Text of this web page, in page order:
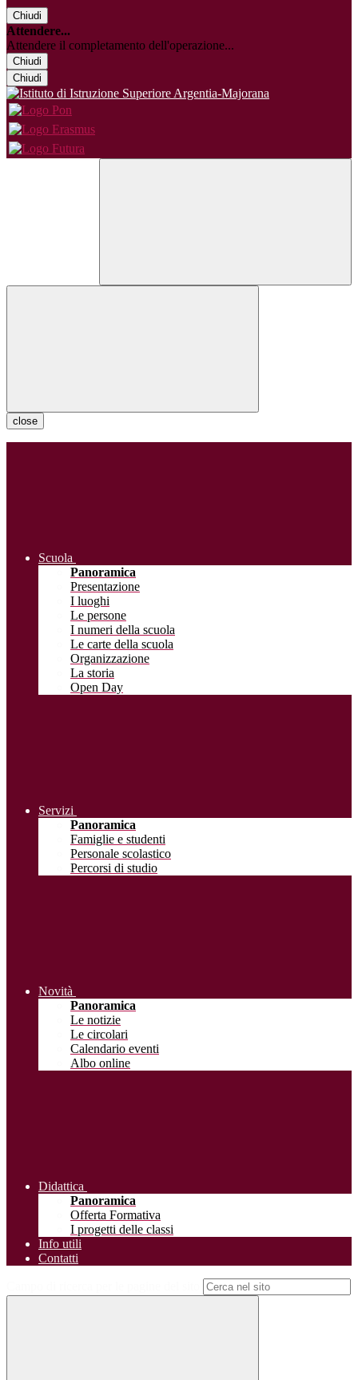
Chiudi
Attendere...
Attendere il completamento dell'operazione...
Chiudi
Chiudi
close
Scuola
Panoramica
Presentazione
I luoghi
Le persone
I numeri della scuola
Le carte della scuola
Organizzazione
La storia
Open Day
Servizi
Panoramica
Famiglie e studenti
Personale scolastico
Percorsi di studio
Novità
Panoramica
Le notizie
Le circolari
Calendario eventi
Albo online
Didattica
Panoramica
Offerta Formativa
I progetti delle classi
Info utili
Contatti